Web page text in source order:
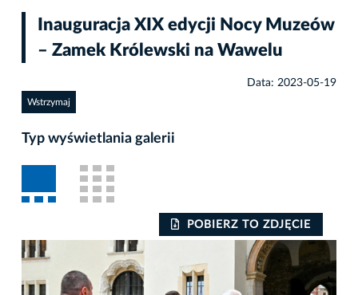
Inauguracja XIX edycji Nocy Muzeów
– Zamek Królewski na Wawelu
Data: 2023-05-19
Wstrzymaj
Typ wyświetlania galerii
POBIERZ TO ZDJĘCIE